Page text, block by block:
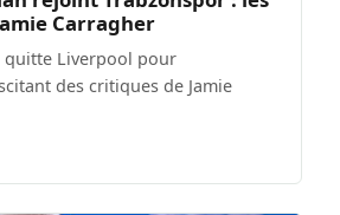
Carragher
quitte Liverpool pour
des critiques de Jamie